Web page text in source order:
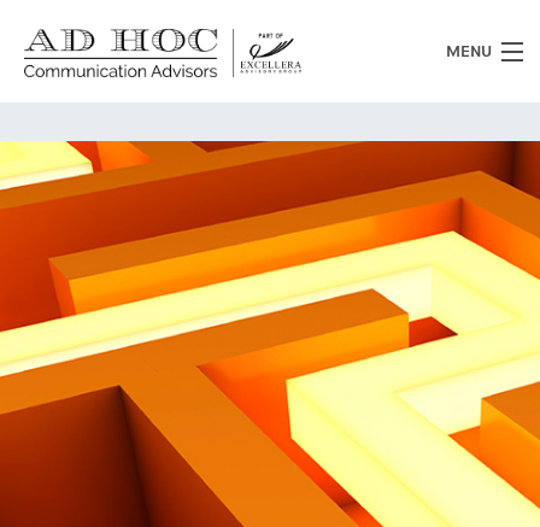
MENU
Chi siamo
Cosa facciamo
News
Clienti
Heritage